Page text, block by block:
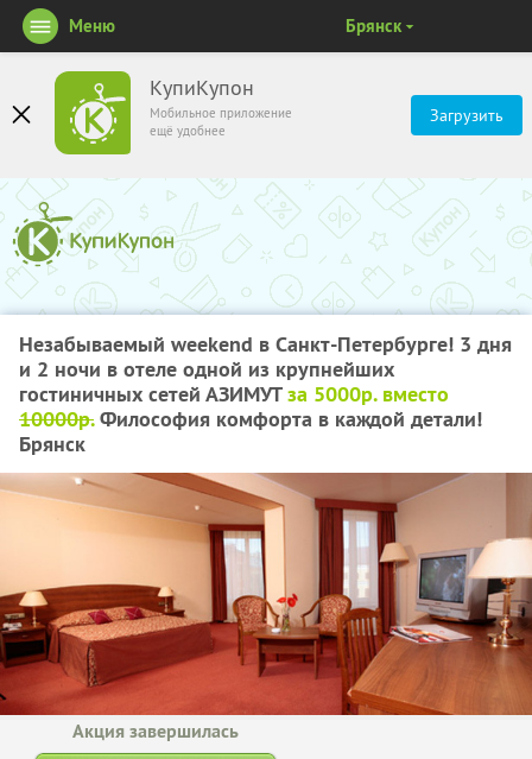
КупиКупон
Мобильное приложение
ещё удобнее
Загрузить
Меню Брянск
Незабываемый weekend в Санкт-Петербурге! 3 дня
и 2 ночи в отеле одной из крупнейших
гостиничных сетей АЗИМУТза 5000р. вместо
10000р.Философия комфорта в каждой детали!
Брянск
Акция завершилась